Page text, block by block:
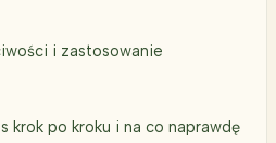
i zastosowanie
krok po kroku i na co naprawdę